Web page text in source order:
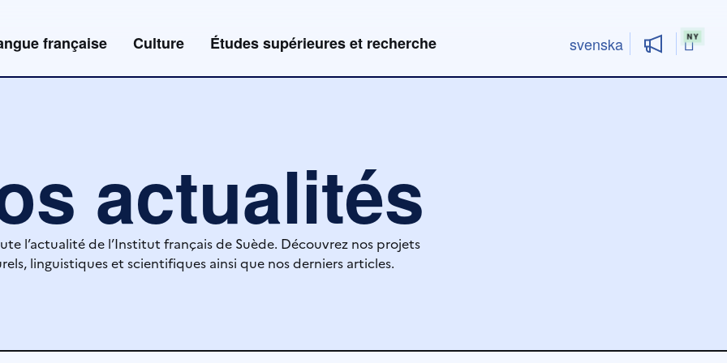
française Culture Études supérieures et recherche svenska
actualités
l’actualité de l’Institut français de Suède. Découvrez nos projets
linguistiques et scientifiques ainsi que nos derniers articles.